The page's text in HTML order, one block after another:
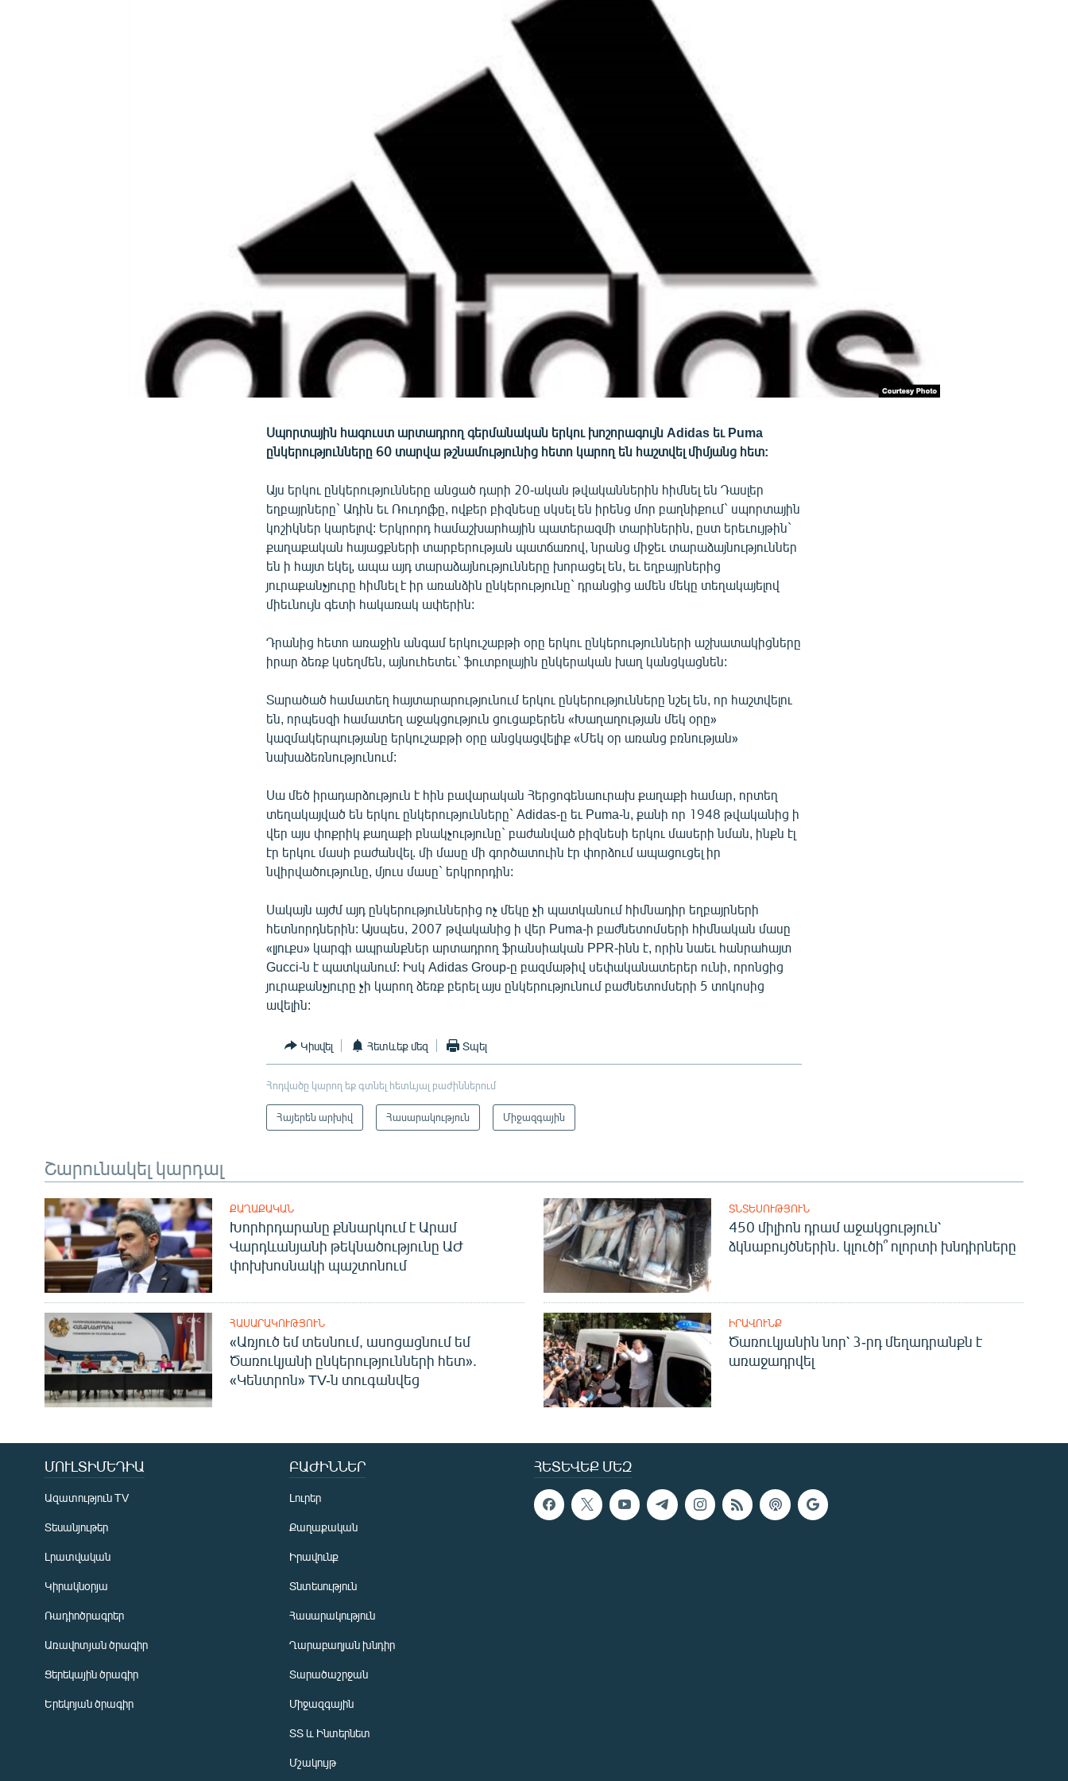
Սպորտային հագուստ արտադրող գերմանական երկու խոշորագույն Adidas եւ Puma
ընկերությունները 60 տարվա թշնամությունից հետո կարող են հաշտվել միմյանց հետ:
Այս երկու ընկերությունները անցած դարի 20-ական թվականներին հիմնել են Դասլեր
եղբայրները` Ադին եւ Ռուդոլֆը, ովքեր բիզնեսը սկսել են իրենց մոր բաղնիքում` սպորտային
կոշիկներ կարելով: Երկրորդ համաշխարհային պատերազմի տարիներին, ըստ երեւույթին`
քաղաքական հայացքների տարբերության պատճառով, նրանց միջեւ տարաձայնություններ
են ի հայտ եկել, ապա այդ տարաձայնությունները խորացել են, եւ եղբայրներից
յուրաքանչյուրը հիմնել է իր առանձին ընկերությունը` դրանցից ամեն մեկը տեղակայելով
միեւնույն գետի հակառակ ափերին:
Դրանից հետո առաջին անգամ երկուշաբթի օրը երկու ընկերությունների աշխատակիցները
իրար ձեռք կսեղմեն, այնուհետեւ` ֆուտբոլային ընկերական խաղ կանցկացնեն:
Տարածած համատեղ հայտարարությունում երկու ընկերությունները նշել են, որ հաշտվելու
են, որպեսզի համատեղ աջակցություն ցուցաբերեն «Խաղաղության մեկ օրը»
կազմակերպությանը երկուշաբթի օրը անցկացվելիք «Մեկ օր առանց բռնության»
նախաձեռնությունում:
Սա մեծ իրադարձություն է հին բավարական Հերցոգենաուրախ քաղաքի համար, որտեղ
տեղակայված են երկու ընկերությունները` Adidas-ը եւ Puma-ն, քանի որ 1948 թվականից ի
վեր այս փոքրիկ քաղաքի բնակչությունը` բաժանված բիզնեսի երկու մասերի նման, ինքն էլ
էր երկու մասի բաժանվել. մի մասը մի գործատուին էր փորձում ապացուցել իր
նվիրվածությունը, մյուս մասը` երկրորդին:
Սակայն այժմ այդ ընկերություններից ոչ մեկը չի պատկանում հիմնադիր եղբայրների
հետնորդներին: Այսպես, 2007 թվականից ի վեր Puma-ի բաժնետոմսերի հիմնական մասը
«լյուքս» կարգի ապրանքներ արտադրող ֆրանսիական PPR-ինն է, որին նաեւ հանրահայտ
Gucci-ն է պատկանում: Իսկ Adidas Group-ը բազմաթիվ սեփականատերեր ունի, որոնցից
յուրաքանչյուրը չի կարող ձեռք բերել այս ընկերությունում բաժնետոմսերի 5 տոկոսից
ավելին:
Կիսվել Հետևեք մեզ Տպել
Հոդվածը կարող եք գտնել հետևյալ բաժիններում
Հայերեն արխիվ Հասարակություն Միջազգային
Շարունակել կարդալ
ՔԱՂԱՔԱԿԱՆ
Խորհրդարանը քննարկում է Արամ
Վարդևանյանի թեկնածությունը ԱԺ
փոխխոսնակի պաշտոնում
ՏՆՏԵՍՈՒԹՅՈՒՆ
450 միլիոն դրամ աջակցություն՝
ձկնաբույծներին. կլուծի՞ ոլորտի խնդիրները
ՀԱՍԱՐԱԿՈՒԹՅՈՒՆ
«Առյուծ եմ տեսնում, ասոցացնում եմ
Ծառուկյանի ընկերությունների հետ».
«Կենտրոն» TV-ն տուգանվեց
ԻՐԱՎՈՒՆՔ
Ծառուկյանին նոր՝ 3-րդ մեղադրանքն է
առաջադրվել
ՀԵՏԵՎԵՔ ՄԵԶ
ՄՈՒԼՏԻՄԵԴԻԱ
Ազատություն TV
Տեսանյութեր
Լրատվական
Կիրակնօրյա
Ռադիոծրագրեր
Առավոտյան ծրագիր
Ցերեկային ծրագիր
Երեկոյան ծրագիր
ԲԱԺԻՆՆԵՐ
Լուրեր
Քաղաքական
Իրավունք
Տնտեսություն
Հասարակություն
Ղարաբաղյան խնդիր
Տարածաշրջան
Միջազգային
ՏՏ և Ինտերնետ
Մշակույթ